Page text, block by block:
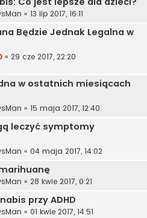
« 13 lip 2017, 16:11
Będzie Jednak Legalna w
« 29 cze 2017, 22:20
w ostatnich miesiącach
« 15 maja 2017, 12:40
leczyć symptomy
« 04 maja 2017, 14:02
« 28 kwie 2017, 0:21
przy ADHD
« 01 kwie 2017, 14:51